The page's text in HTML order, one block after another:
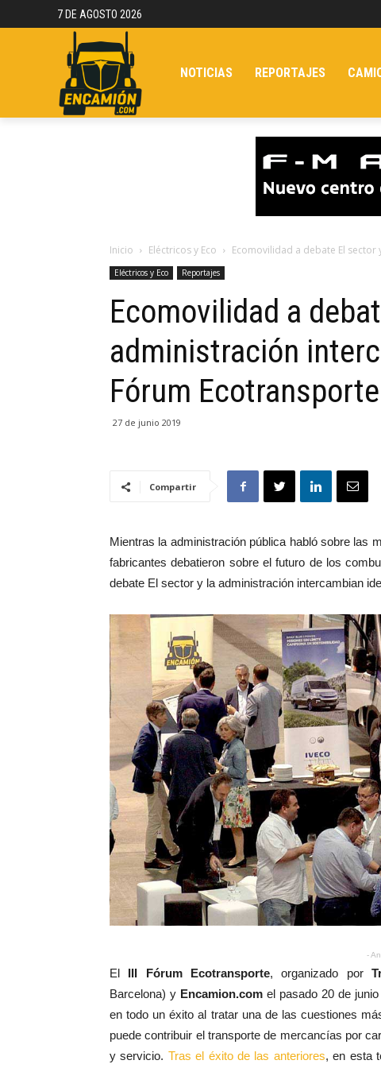
7 DE AGOSTO 2026
NOTICIAS REPORTAJES
Inicio Eléctricos y Eco Ecomovilidad a debate El
Eléctricos y Eco Reportajes
Ecomovilidad a
administración
Fórum Ecotransporte
27 de junio 2019
Compartir
Mientras la administración pública habló sobre las
fabricantes debatieron sobre el futuro de los
debate El sector y la administración intercambian
-
El III Fórum Ecotransporte, organizado por
Barcelona) y Encamion.com el pasado 20 de
en todo un éxito al tratar una de las cuestiones
puede contribuir el transporte de mercancías por
y servicio. Tras el éxito de las anteriores, en esta